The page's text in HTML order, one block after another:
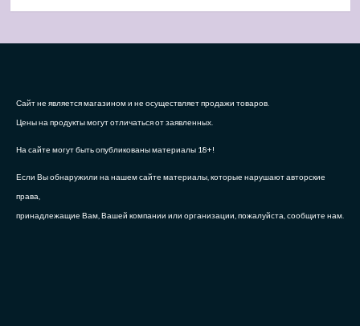
Сайт не является магазином и не осуществляет продажи товаров.
Цены на продукты могут отличаться от заявленных.
На сайте могут быть опубликованы материалы 18+!
Если Вы обнаружили на нашем сайте материалы, которые нарушают авторские
права,
принадлежащие Вам, Вашей компании или организации, пожалуйста, сообщите нам.